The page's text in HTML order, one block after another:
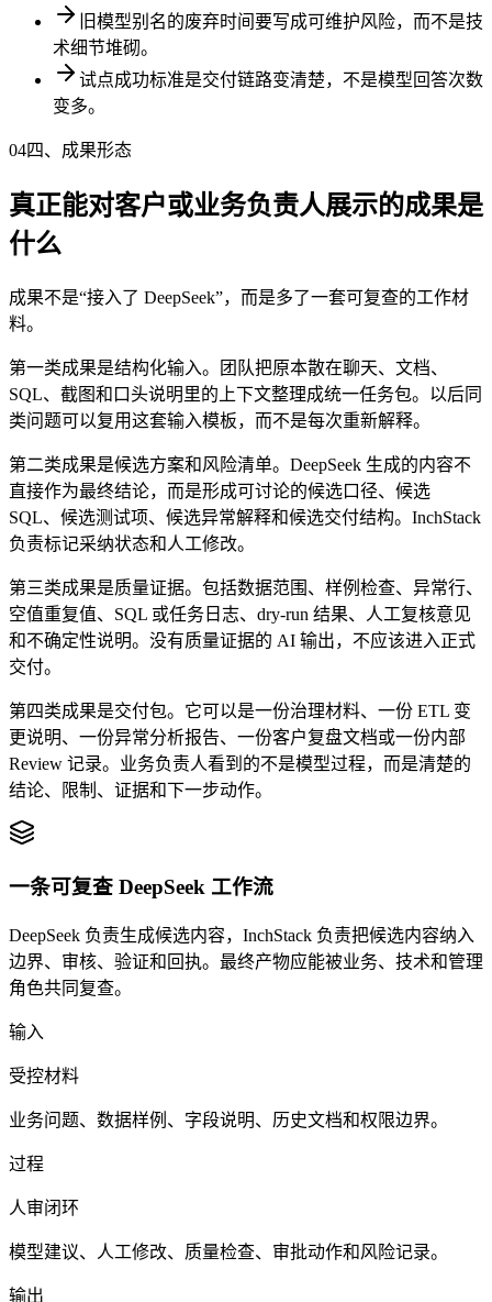
旧模型别名的废弃时间要写成可维护风险，而不是技
术细节堆砌。
试点成功标准是交付链路变清楚，不是模型回答次数
变多。
04四、成果形态
真正能对客户或业务负责人展示的成果是
什么
成果不是“接入了 DeepSeek”，而是多了一套可复查的工作材
料。
第一类成果是结构化输入。团队把原本散在聊天、文档、
SQL、截图和口头说明里的上下文整理成统一任务包。以后同
类问题可以复用这套输入模板，而不是每次重新解释。
第二类成果是候选方案和风险清单。DeepSeek 生成的内容不
直接作为最终结论，而是形成可讨论的候选口径、候选
SQL、候选测试项、候选异常解释和候选交付结构。InchStack
负责标记采纳状态和人工修改。
第三类成果是质量证据。包括数据范围、样例检查、异常行、
空值重复值、SQL 或任务日志、dry-run 结果、人工复核意见
和不确定性说明。没有质量证据的 AI 输出，不应该进入正式
交付。
第四类成果是交付包。它可以是一份治理材料、一份 ETL 变
更说明、一份异常分析报告、一份客户复盘文档或一份内部
Review 记录。业务负责人看到的不是模型过程，而是清楚的
结论、限制、证据和下一步动作。
一条可复查 DeepSeek 工作流
DeepSeek 负责生成候选内容，InchStack 负责把候选内容纳入
边界、审核、验证和回执。最终产物应能被业务、技术和管理
角色共同复查。
输入
受控材料
业务问题、数据样例、字段说明、历史文档和权限边界。
过程
人审闭环
模型建议、人工修改、质量检查、审批动作和风险记录。
输出